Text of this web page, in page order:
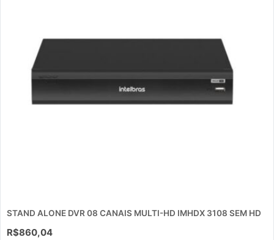
STAND ALONE DVR 08 CANAIS MULTI-HD IMHDX 3108 SEM HD
R$860,04